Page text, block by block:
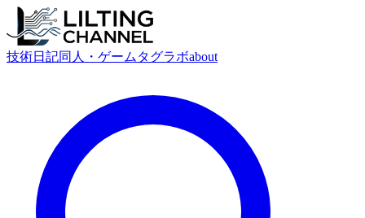
技術日記同人・ゲーム タグラボabout